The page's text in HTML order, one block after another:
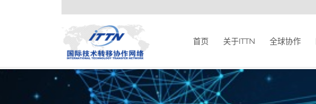
首页 关于ITTN 全球协作